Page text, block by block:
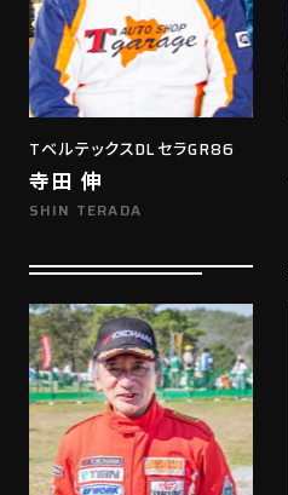
TベルテックスDLセラGR86
寺田 伸
SHIN TERADA